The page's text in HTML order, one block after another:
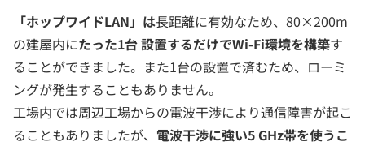
「ホップワイドLAN」は長距離に有効なため、80×200m
の建屋内にたった1台 設置するだけでWi-Fi環境を構築す
ることができました。また1台の設置で済むため、ローミ
ングが発生することもありません。
工場内では周辺工場からの電波干渉により通信障害が起こ
ることもありましたが、 電波干渉に強い5 GHz帯を使うこ